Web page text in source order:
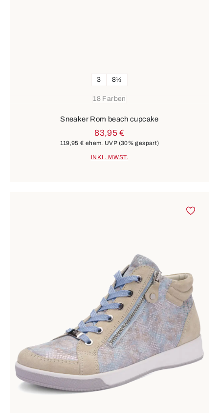
18 Farben
3 8½
Sneaker Rom beach cupcake
83,95 €
119,95 € ehem. UVP (30% gespart)
INKL. MWST.